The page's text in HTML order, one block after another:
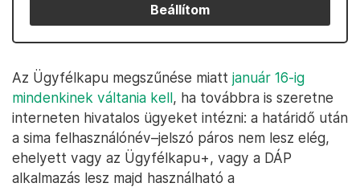
Beállítom
Az Ügyfélkapu megszűnése miatt január 16-ig
mindenkinek váltania kell, ha továbbra is szeretne
interneten hivatalos ügyeket intézni: a határidő után
a sima felhasználónév–jelszó páros nem lesz elég,
ehelyett vagy az Ügyfélkapu+, vagy a DÁP
alkalmazás lesz majd használható a